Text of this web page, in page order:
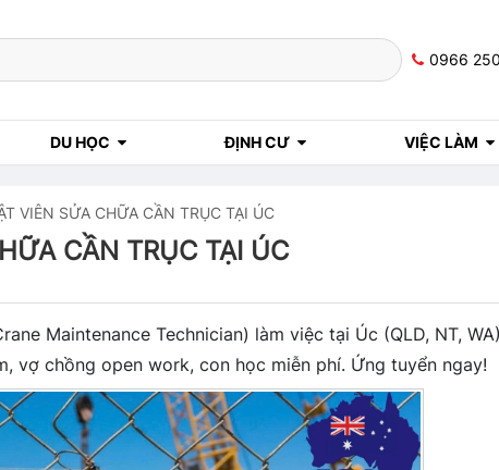
0966
DU HỌC ĐỊNH CƯ VIỆC LÀM
VIÊN SỬA CHỮA CẦN TRỤC TẠI ÚC
CẦN TRỤC TẠI ÚC
Maintenance Technician) làm việc tại Úc (QLD, NT,
vợ chồng open work, con học miễn phí. Ứng tuyển ngay!